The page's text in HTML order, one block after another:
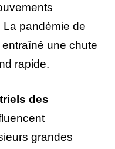
pandémie de
une chute
rapide.
des
grandes